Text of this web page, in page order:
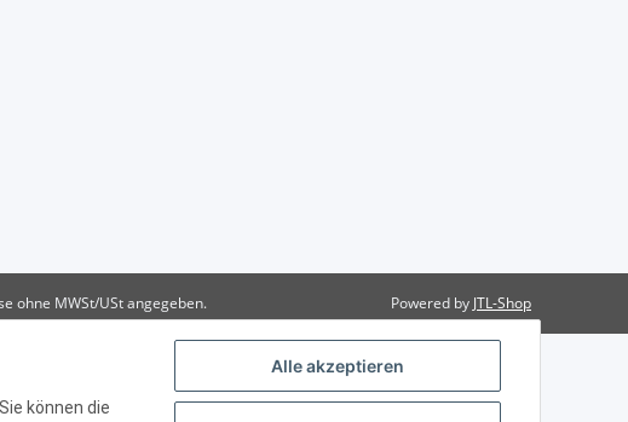
Alle akzeptieren
können die
ohne MWSt/USt angegeben. Powered by JTL-Shop